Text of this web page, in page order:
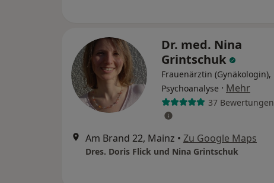
Dr. med. Nina
Grintschuk
Frauenärztin (Gynäkologin),
Psychoanalyse · Mehr
37 Bewertungen
Am Brand 22, Mainz • Zu Google Maps
Dres. Doris Flick und Nina Grintschuk